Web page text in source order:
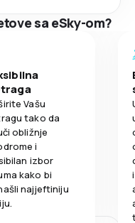
sa eSky-om?
Vašu
tako da
obližnje
i
izbor
kako bi
najjeftiniju